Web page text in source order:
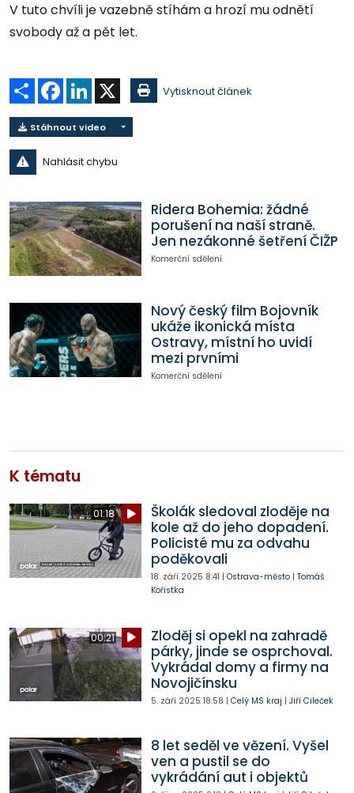
V tuto chvíli je vazebně stíhám a hrozí mu odnětí
svobody až a pět let.
Sdílet Facebook
LinkedIn Vytisknout článek
Stáhnout video
Nahlásit chybu
Ridera Bohemia: žádné
porušení na naší straně.
Jen nezákonné šetření ČIŽP
Komerční sdělení
Nový český film Bojovník
ukáže ikonická místa
Ostravy, místní ho uvidí
mezi prvními
Komerční sdělení
K tématu
01:18
Školák sledoval zloděje na
kole až do jeho dopadení.
Policisté mu za odvahu
poděkovali
18. září 2025 8:41 | Ostrava-město| Tomáš
Kořistka
00:21
Zloděj si opekl na zahradě
párky, jinde se osprchoval.
Vykrádal domy a firmy na
Novojičínsku
5. září 2025 18:58 | Celý MS kraj | Jiří Cileček
8 let seděl ve vězení. Vyšel
ven a pustil se do
vykrádání aut i objektů